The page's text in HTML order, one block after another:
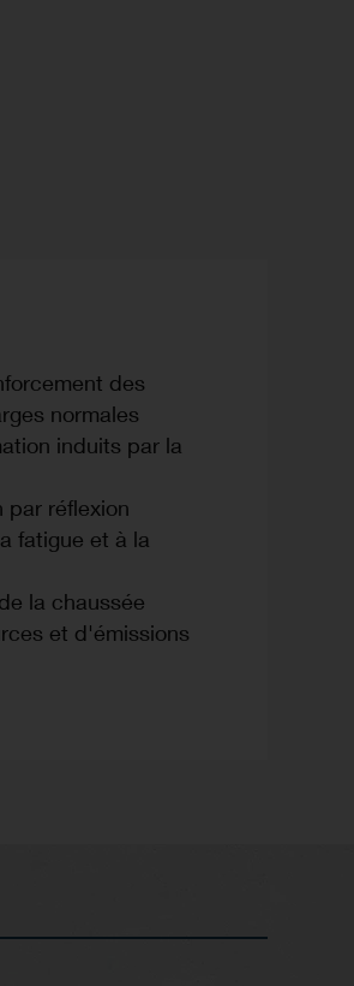
des
normales
induits par la
par réflexion
fatigue et à la
la chaussée
et d'émissions